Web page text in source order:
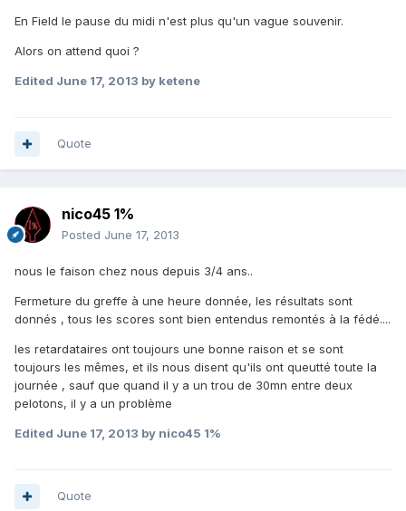
En Field le pause du midi n'est plus qu'un vague souvenir.
Alors on attend quoi ?
Edited June 17, 2013 by ketene
Quote
nico45 1%
Posted June 17, 2013
nous le faison chez nous depuis 3/4 ans..
Fermeture du greffe à une heure donnée, les résultats sont
donnés , tous les scores sont bien entendus remontés à la fédé....
les retardataires ont toujours une bonne raison et se sont
toujours les mêmes, et ils nous disent qu'ils ont queutté toute la
journée , sauf que quand il y a un trou de 30mn entre deux
pelotons, il y a un problème
Edited June 17, 2013 by nico45 1%
Quote